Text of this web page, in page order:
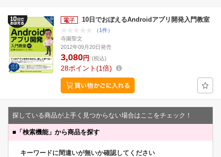
10日でおぼえるAndroidアプリ開発入門教室
（1件）
寺園聖文
2012年09月20日発売
3,080円 (税込)
28ポイント 1倍
探している商品が上手く見つからない場合はここをチェック！
■ 「検索機能」から商品を探す
キーワードに間違いが無いか確認してください